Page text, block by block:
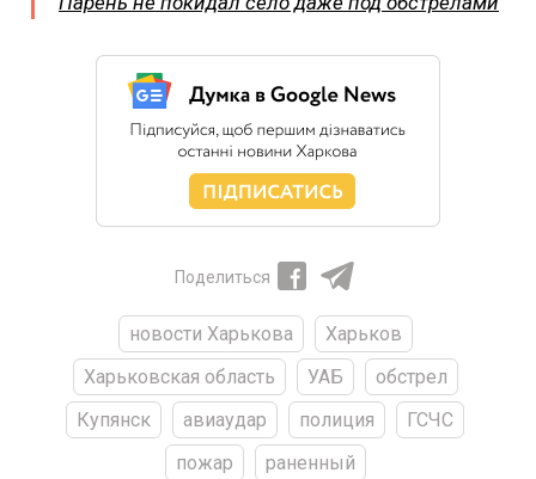
Поделиться
новости Харькова
Харьков
Харьковская область
УАБ
обстрел
Купянск
авиаудар полиция
ГСЧС
пожар
раненный